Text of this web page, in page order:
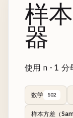
样
器
使用 n - 1 分
数学 502
样本方差（